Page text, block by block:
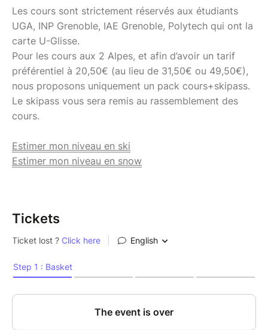
Les cours sont strictement réservés aux étudiants
UGA, INP Grenoble, IAE Grenoble, Polytech qui ont la
carte U-Glisse.
Pour les cours aux 2 Alpes, et afin d’avoir un tarif
préférentiel à 20,50€ (au lieu de 31,50€ ou 49,50€),
nous proposons uniquement un pack cours+skipass.
Le skipass vous sera remis au rassemblement des
cours.
Estimer mon niveau en ski
Estimer mon niveau en snow
Tickets